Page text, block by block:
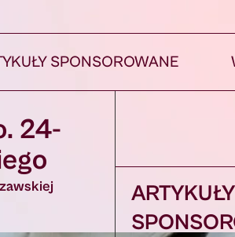
SPONSOROWANE
24-
ARTYKUŁY